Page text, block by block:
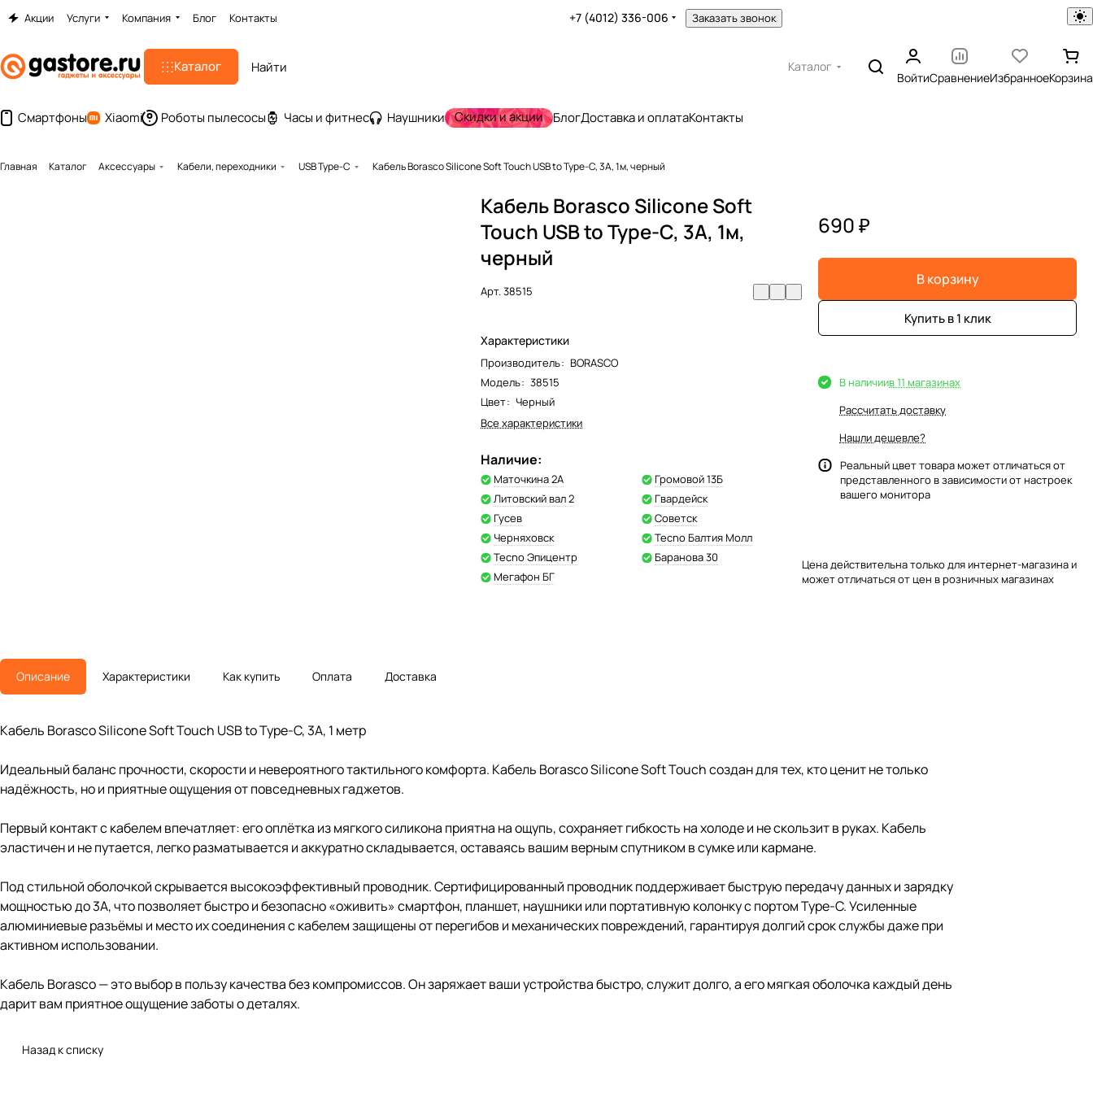
Акции Услуги Компания Блог Контакты +7 (4012) 336-006 Заказать звонок
Каталог Каталог
ВойтиСравнениеИзбранноеКорзина
Смартфоны Xiaomi Роботы пылесосы Часы и фитнес Наушники Скидки и акции БлогДоставка и оплатаКонтакты
Главная Каталог Аксессуары Кабели, переходники USB Type-C Кабель Borasco Silicone Soft Touch USB to Type-C, 3A, 1м, черный
Кабель Borasco Silicone Soft
Touch USB to Type-C, 3A, 1м,
черный
Арт.38515
Характеристики
Производитель: BORASCO
Модель: 38515
Цвет: Черный
Все характеристики
Наличие:
Маточкина 2А
Громовой 13Б
Литовский вал 2
Гвардейск
Гусев
Советск
Черняховск
Tecno Балтия Молл
Tecno Эпицентр
Баранова 30
Мегафон БГ
690 ₽
В корзину
Купить в 1 клик
В наличиив 11 магазинах
Рассчитать доставку
Нашли дешевле?
Реальный цвет товара может отличаться от
представленного в зависимости от настроек
вашего монитора
Цена действительна только для интернет-магазина и
может отличаться от цен в розничных магазинах
Описание Характеристики Как купить Оплата Доставка
Кабель Borasco Silicone Soft Touch USB to Type-C, 3A, 1 метр
Идеальный баланс прочности, скорости и невероятного тактильного комфорта. Кабель Borasco Silicone Soft Touch создан для тех, кто ценит не только
надёжность, но и приятные ощущения от повседневных гаджетов.
Первый контакт с кабелем впечатляет: его оплётка из мягкого силикона приятна на ощупь, сохраняет гибкость на холоде и не скользит в руках. Кабель
эластичен и не путается, легко разматывается и аккуратно складывается, оставаясь вашим верным спутником в сумке или кармане.
Под стильной оболочкой скрывается высокоэффективный проводник. Сертифицированный проводник поддерживает быструю передачу данных и зарядку
мощностью до 3А, что позволяет быстро и безопасно «оживить» смартфон, планшет, наушники или портативную колонку с портом Type-C. Усиленные
алюминиевые разъёмы и место их соединения с кабелем защищены от перегибов и механических повреждений, гарантируя долгий срок службы даже при
активном использовании.
Кабель Borasco — это выбор в пользу качества без компромиссов. Он заряжает ваши устройства быстро, служит долго, а его мягкая оболочка каждый день
дарит вам приятное ощущение заботы о деталях.
Назад к списку